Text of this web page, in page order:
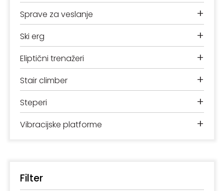
vježbanje
Podloge
vježbanje
Utezi
šipke
Bučice
kettlebells
+
Sprave za veslanje
+
Ski erg
+
Eliptični trenažeri
+
Stair climber
+
Steperi
+
Vibracijske platforme
Filter